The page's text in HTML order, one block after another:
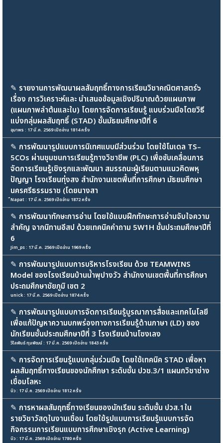
✎ รายงานการพัฒนาผลสัมฤทธิ์ทางการเรียนวิชาคณิตศาสตร์๖
เรื่อง การวิเคราะห์และ นำเสนอข้อมูลเชิงปริมาณด้วยแผนภาพ
(แผนภาพลำต้นและใบ) โดยการจัดการเรียนรู้ แบบร่วมมือโดยวิธี
แบ่งกลุ่มผลสัมฤทธิ์ (STAD) ชั้นมัธยมศึกษาปีที่ 6
อุมาพร : 17 มี.ค. 2569 เปิดอ่าน 1814 ครั้ง
✎ การพัฒนารูปแบบการนิเทศแบบมีส่วนร่วม โดยใช้โมเดล TS–
5COs ผ่านชุมชนการเรียนรู้ทางวิชาชีพ (PLC) เพื่อขับเคลื่อนการ
จัดการเรียนรู้เชิงรุกและพัฒนา สมรรถนะผู้เรียนตามแนวคิดพหุ
ปัญญา โรงเรียนทุ่งสง สำนักงานเขตพื้นที่การศึกษา มัธยมศึกษา
นครศรีธรรมราช (โดยนางสา
ืNapat : 17 มี.ค. 2569 เปิดอ่าน 1872 ครั้ง
✎ การพัฒนาทักษะการอ่าน โดยใช้แบบฝึกทักษะการอ่านจับใจความ
สำคัญ จากนิทานอีสป ด้วยเทคนิคคำถาม 5W1H ชั้นประถมศึกษาปีที่
6
Jim_ps : 17 มี.ค. 2569 เปิดอ่าน 1969 ครั้ง
✎ การพัฒนารูปแบบการบริหารโรงเรียน ด้วย TEAMWINS
Model ของโรงเรียนบ้านน้ำพุปางวัว สำนักงานเขตพื้นที่การศึกษา
ประถมศึกษาชัยภูมิ เขต 2
unick : 17 มี.ค. 2569 เปิดอ่าน 1874 ครั้ง
✎ การพัฒนารูปแบบการจัดการเรียนรู้บูรณาการสื่อและเทคโนโลยี
เพื่อแก้ปัญหาความบกพร่องทางการเรียนรู้ด้านภาษา (LD) ของ
นักเรียนชั้นประถมศึกษาปีที่ 3 โรงเรียนบ้านโซงเลง
วิไลพันธ์ ทุมพัฒน์ : 17 มี.ค. 2569 เปิดอ่าน 1843 ครั้ง
✎ การจัดการเรียนรู้แบบกลุ่มร่วมมือ โดยใช้เทคนิค STAD เพื่อหา
ผลสัมฤทธิ์ทางเรียนของนักศึกษา ระดับชั้น ปวช.3/1 แผนกวิชาช่าง
เชื่อมโลหะ
บิว : 17 มี.ค. 2569 เปิดอ่าน 1812 ครั้ง
✎ การหาผลสัมฤทธิ์ทางเรียนของนักเรียน ระดับชั้น ปวส.1ใน
รายวิชาวัสดุในงานเชื่อม โดยใช้รูปแบบการเรียนรู้แบบการจัด
กิจกรรมการเรียนแบบการศึกษาเชิงรุก (Active Learning)
บิว : 17 มี.ค. 2569 เปิดอ่าน 1780 ครั้ง